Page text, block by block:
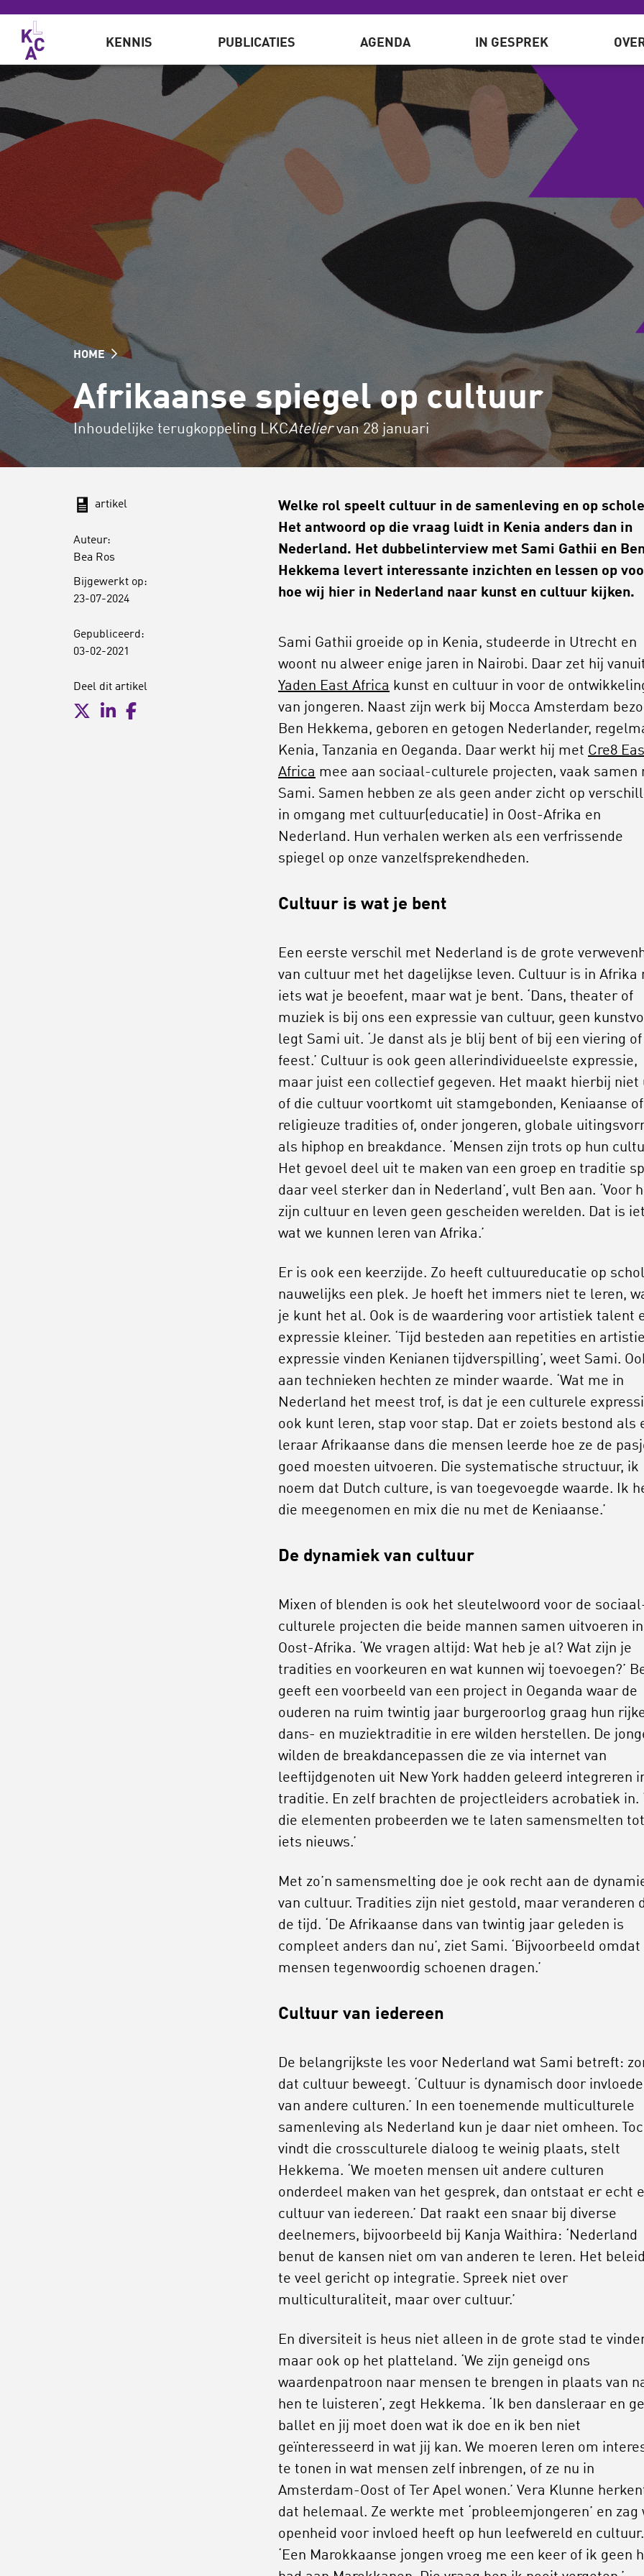
Overslaan en naar de inhoud gaan
KENNIS PUBLICATIES AGENDA IN GESPREK
HOME
Afrikaanse spiegel op cultuur
Inhoudelijke terugkoppeling LKCAteliervan 28 januari
artikel
Auteur:
Bea Ros
Bijgewerkt op:
23-07-2024
Gepubliceerd:
03-02-2021
Deel dit artikel
Welke rol speelt cultuur in de samenleving en op
Het antwoord op die vraag luidt in Kenia anders dan in
Nederland. Het dubbelinterview met Sami Gathii en
Hekkema levert interessante inzichten en lessen op
hoe wij hier in Nederland naar kunst en cultuur kijken.
Sami Gathii groeide op in Kenia, studeerde in Utrecht en
woont nu alweer enige jaren in Nairobi. Daar zet hij
Yaden East Africa kunst en cultuur in voor de
van jongeren. Naast zijn werk bij Mocca Amsterdam
Ben Hekkema, geboren en getogen Nederlander,
Kenia, Tanzania en Oeganda. Daar werkt hij met Cre8
Africa mee aan sociaal-culturele projecten, vaak samen
Sami. Samen hebben ze als geen ander zicht op
in omgang met cultuur(educatie) in Oost-Afrika en
Nederland. Hun verhalen werken als een verfrissende
spiegel op onze vanzelfsprekendheden.
Cultuur is wat je bent
Een eerste verschil met Nederland is de grote
van cultuur met het dagelijkse leven. Cultuur is in Afrika
iets wat je beoefent, maar wat je bent. ‘Dans, theater of
muziek is bij ons een expressie van cultuur, geen
legt Sami uit. ‘Je danst als je blij bent of bij een viering of
feest.’ Cultuur is ook geen allerindividueelste expressie,
maar juist een collectief gegeven. Het maakt hierbij niet
of die cultuur voortkomt uit stamgebonden, Keniaanse of
religieuze tradities of, onder jongeren, globale
als hiphop en breakdance. ‘Mensen zijn trots op hun
Het gevoel deel uit te maken van een groep en traditie
daar veel sterker dan in Nederland’, vult Ben aan. ‘Voor
zijn cultuur en leven geen gescheiden werelden. Dat is
wat we kunnen leren van Afrika.’
Er is ook een keerzijde. Zo heeft cultuureducatie op
nauwelijks een plek. Je hoeft het immers niet te leren,
je kunt het al. Ook is de waardering voor artistiek talent
expressie kleiner. ‘Tijd besteden aan repetities en
expressie vinden Kenianen tijdverspilling’, weet Sami.
aan technieken hechten ze minder waarde. ‘Wat me in
Nederland het meest trof, is dat je een culturele
ook kunt leren, stap voor stap. Dat er zoiets bestond als
leraar Afrikaanse dans die mensen leerde hoe ze de
goed moesten uitvoeren. Die systematische structuur, ik
noem dat Dutch culture, is van toegevoegde waarde. Ik
die meegenomen en mix die nu met de Keniaanse.’
De dynamiek van cultuur
Mixen of blenden is ook het sleutelwoord voor de
culturele projecten die beide mannen samen uitvoeren in
Oost-Afrika. ‘We vragen altijd: Wat heb je al? Wat zijn je
tradities en voorkeuren en wat kunnen wij toevoegen?’
geeft een voorbeeld van een project in Oeganda waar de
ouderen na ruim twintig jaar burgeroorlog graag hun
dans- en muziektraditie in ere wilden herstellen. De
wilden de breakdancepassen die ze via internet van
leeftijdgenoten uit New York hadden geleerd integreren
traditie. En zelf brachten de projectleiders acrobatiek in.
die elementen probeerden we te laten samensmelten tot
iets nieuws.’
Met zo’n samensmelting doe je ook recht aan de
van cultuur. Tradities zijn niet gestold, maar veranderen
de tijd. ‘De Afrikaanse dans van twintig jaar geleden is
compleet anders dan nu’, ziet Sami. ‘Bijvoorbeeld omdat
mensen tegenwoordig schoenen dragen.’
Cultuur van iedereen
De belangrijkste les voor Nederland wat Sami betreft:
dat cultuur beweegt. ‘Cultuur is dynamisch door
van andere culturen.’ In een toenemende multiculturele
samenleving als Nederland kun je daar niet omheen.
vindt die crossculturele dialoog te weinig plaats, stelt
Hekkema. ‘We moeten mensen uit andere culturen
onderdeel maken van het gesprek, dan ontstaat er echt
cultuur van iedereen.’ Dat raakt een snaar bij diverse
deelnemers, bijvoorbeeld bij Kanja Waithira: ‘Nederland
benut de kansen niet om van anderen te leren. Het
te veel gericht op integratie. Spreek niet over
multiculturaliteit, maar over cultuur.’
En diversiteit is heus niet alleen in de grote stad te
maar ook op het platteland. ‘We zijn geneigd ons
waardenpatroon naar mensen te brengen in plaats van
hen te luisteren’, zegt Hekkema. ‘Ik ben dansleraar en
ballet en jij moet doen wat ik doe en ik ben niet
geïnteresseerd in wat jij kan. We moeren leren om
te tonen in wat mensen zelf inbrengen, of ze nu in
Amsterdam-Oost of Ter Apel wonen.’ Vera Klunne
dat helemaal. Ze werkte met ‘probleemjongeren’ en zag
openheid voor invloed heeft op hun leefwereld en cultuur.
‘Een Marokkaanse jongen vroeg me een keer of ik geen